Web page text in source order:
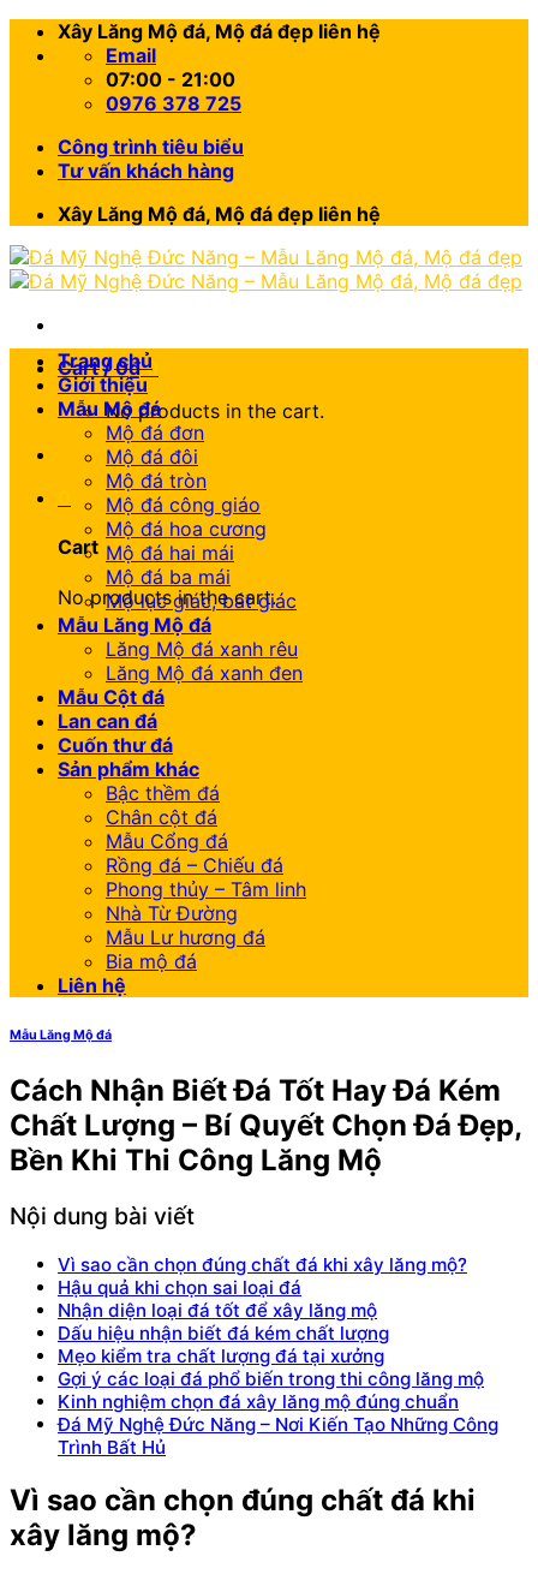
Skip Xây Lăng Mộ đá, Mộ đá đẹp liên hệ
Email
07:00 - 21:00
0976 378 725
Công trình tiêu biểu
Tư vấn khách hàng
Xây Lăng Mộ đá, Mộ đá đẹp liên hệ
Cart /0₫ 0
No products in the cart.
Cart
No products in the cart.
Trang chủ
Giới thiệu
Mẫu Mộ đá
Mộ đá đơn
Mộ đá đôi
Mộ đá tròn
Mộ đá công giáo
Mộ đá hoa cương
Mộ đá hai mái
Mộ đá ba mái
Mộ lục giác, bát giác
Mẫu Lăng Mộ đá
Lăng Mộ đá xanh rêu
Lăng Mộ đá xanh đen
Mẫu Cột đá
Lan can đá
Cuốn thư đá
Sản phẩm khác
Bậc thềm đá
Chân cột đá
Mẫu Cổng đá
Rồng đá – Chiếu đá
Phong thủy – Tâm linh
Nhà Từ Đường
Mẫu Lư hương đá
Bia mộ đá
Liên hệ
Mẫu Lăng Mộ đá
Cách Nhận Biết Đá Tốt Hay Đá Kém
Chất Lượng – Bí Quyết Chọn Đá Đẹp,
Bền Khi Thi Công Lăng Mộ
Nội dung bài viết
Vì sao cần chọn đúng chất đá khi xây lăng mộ?
Hậu quả khi chọn sai loại đá
Nhận diện loại đá tốt để xây lăng mộ
Dấu hiệu nhận biết đá kém chất lượng
Mẹo kiểm tra chất lượng đá tại xưởng
Gợi ý các loại đá phổ biến trong thi công lăng mộ
Kinh nghiệm chọn đá xây lăng mộ đúng chuẩn
Đá Mỹ Nghệ Đức Năng – Nơi Kiến Tạo Những Công
Trình Bất Hủ
Vì sao cần chọn đúng chất đá khi
xây lăng mộ?